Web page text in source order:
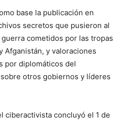
base la publicación en
secretos que pusieron al
cometidos por las tropas
Afganistán, y valoraciones
por diplomáticos del
otros gobiernos y líderes
ciberactivista concluyó el 1 de